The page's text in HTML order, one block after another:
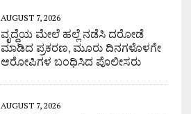
AUGUST 7, 2026
ವೃದ್ಧೆಯ ಮೇಲೆ ಹಲ್ಲೆ ನಡೆಸಿ ದರೋಡೆ
ಮಾಡಿದ ಪ್ರಕರಣ, ಮೂರು ದಿನಗಳೊಳಗೇ
ಆರೋಪಿಗಳ ಬಂಧಿಸಿದ ಪೊಲೀಸರು
AUGUST 7, 2026